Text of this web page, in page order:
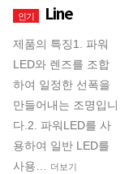
인기 Line
제품의 특징1. 파워
LED와 렌즈를 조합
하여 일정한 선폭을
만들어내는 조명입니
다.2. 파워LED를 사
용하여 일반 LED를
사용…
더보기